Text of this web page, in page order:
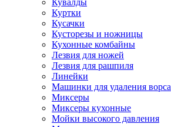
Кувалды
Куртки
Кусачки
Кусторезы и ножницы
Кухонные комбайны
Лезвия для ножей
Лезвия для рашпиля
Линейки
Машинки для удаления ворса
Миксеры
Миксеры кухонные
Мойки высокого давления